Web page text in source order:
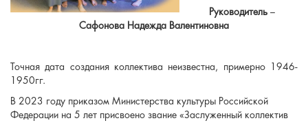
Руководитель –
Сафонова Надежда Валентиновна
Точная дата создания коллектива неизвестна, примерно 1946-
1950гг.
В 2023 году приказом Министерства культуры Российской
Федерации на 5 лет присвоено звание «Заслуженный коллектив